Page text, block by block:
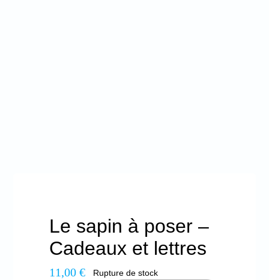
Le sapin à poser –
Cadeaux et lettres
11,00€ Rupture de stock